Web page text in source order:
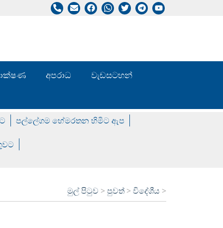
අපරාධ
වැඩසටහන්
පල්ලේගම හේමරතන හිමිට ඇප
මුල් පිටුව >පුවත් >විදේශීය >